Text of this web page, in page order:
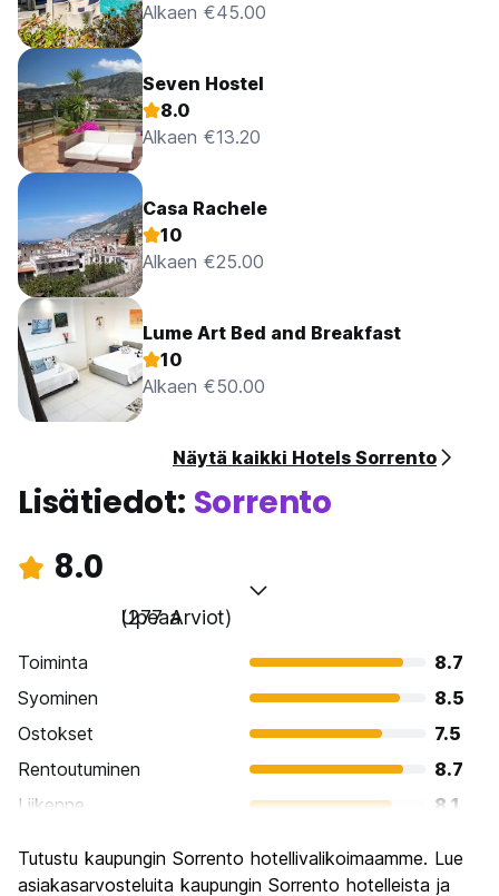
Alkaen €45.00
Seven Hostel
8.0
Alkaen €13.20
Casa Rachele
10
Alkaen €25.00
Lume Art Bed and Breakfast
10
Alkaen €50.00
Näytä kaikki Hotels Sorrento
Lisätiedot: Sorrento
8.0
Upeaa
(277 Arviot)
Toiminta
8.7
Syominen
8.5
Ostokset
7.5
Rentoutuminen
8.7
Liikenne
8.1
Kulttuuri
8.0
Tutustu kaupungin Sorrento hotellivalikoimaamme. Lue
asiakasarvosteluita kaupungin Sorrento hotelleista ja